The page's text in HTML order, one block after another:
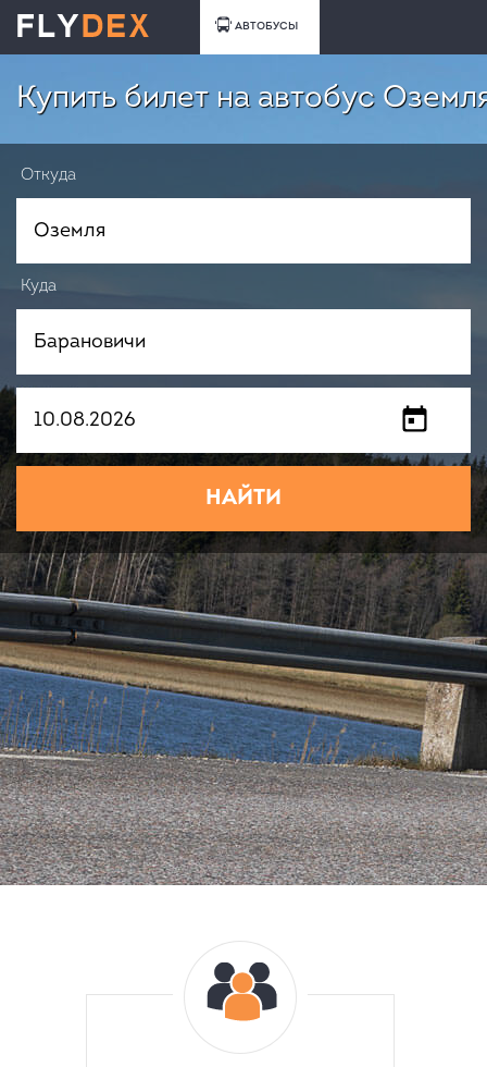
АВТОБУСЫ
Купить билет на автобус
Откуда
Куда
НАЙТИ